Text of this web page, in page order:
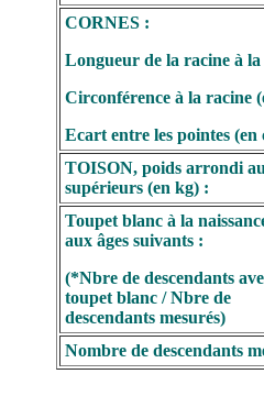
CORNES :
Longueur de la racine à
Circonférence à la racine
Ecart entre les pointes (en
TOISON, poids arrondi
supérieurs (en kg) :
Toupet blanc à la
aux âges suivants :
(*Nbre de descendants
toupet blanc / Nbre de
descendants mesurés)
Nombre de descendants